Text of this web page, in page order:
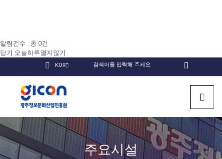
알림건수 : 총 0건
닫기 오늘하루열지않기
정
보
회원
스
타
그
램
튜
브
이
스
북
KOR국
이
검
열
기
주요시설